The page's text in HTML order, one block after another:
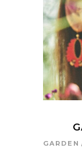
GARDEN